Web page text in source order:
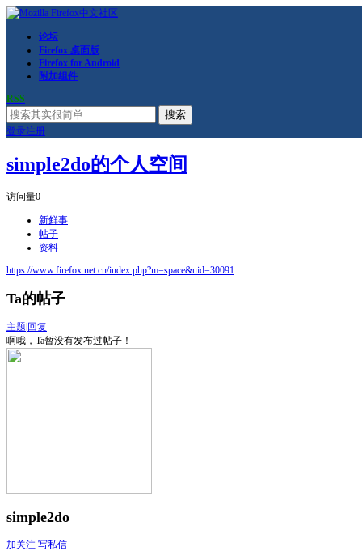
论坛
Firefox 桌面版
Firefox for Android
附加组件
RSS
搜索
登录注册
simple2do的个人空间
访问量0
新鲜事
帖子
资料
https://www.firefox.net.cn/index.php?m=space&uid=30091
Ta的帖子
主题 回复
啊哦，Ta暂没有发布过帖子！
simple2do
加关注 写私信